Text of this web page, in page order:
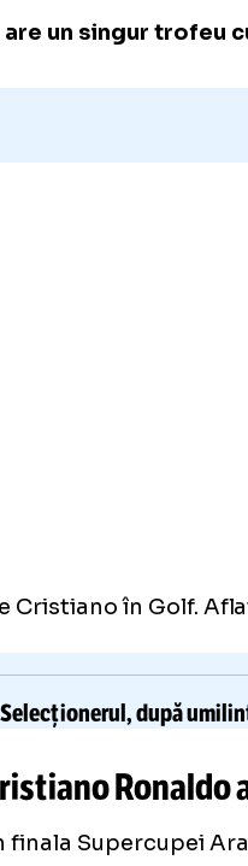
un singur trofeu
Cristiano în Golf.
Selecționerul, după
Ronaldo
finala Supercupei